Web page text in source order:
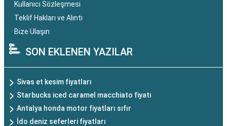
Kullanıcı Sözleşmesi
Teklif Hakları ve Alıntı
Bize Ulaşın
SON EKLENEN YAZILAR
Sivas et kesim fiyatları
Starbucks iced caramel macchiato fiyatı
Antalya honda motor fiyatları sıfır
İdo deniz seferleri fiyatları